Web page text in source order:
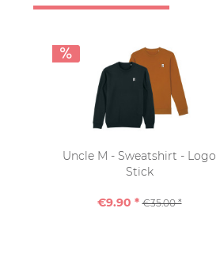
Uncle M - Sweatshirt - Logo
Stick
€9.90 * €35.00 *